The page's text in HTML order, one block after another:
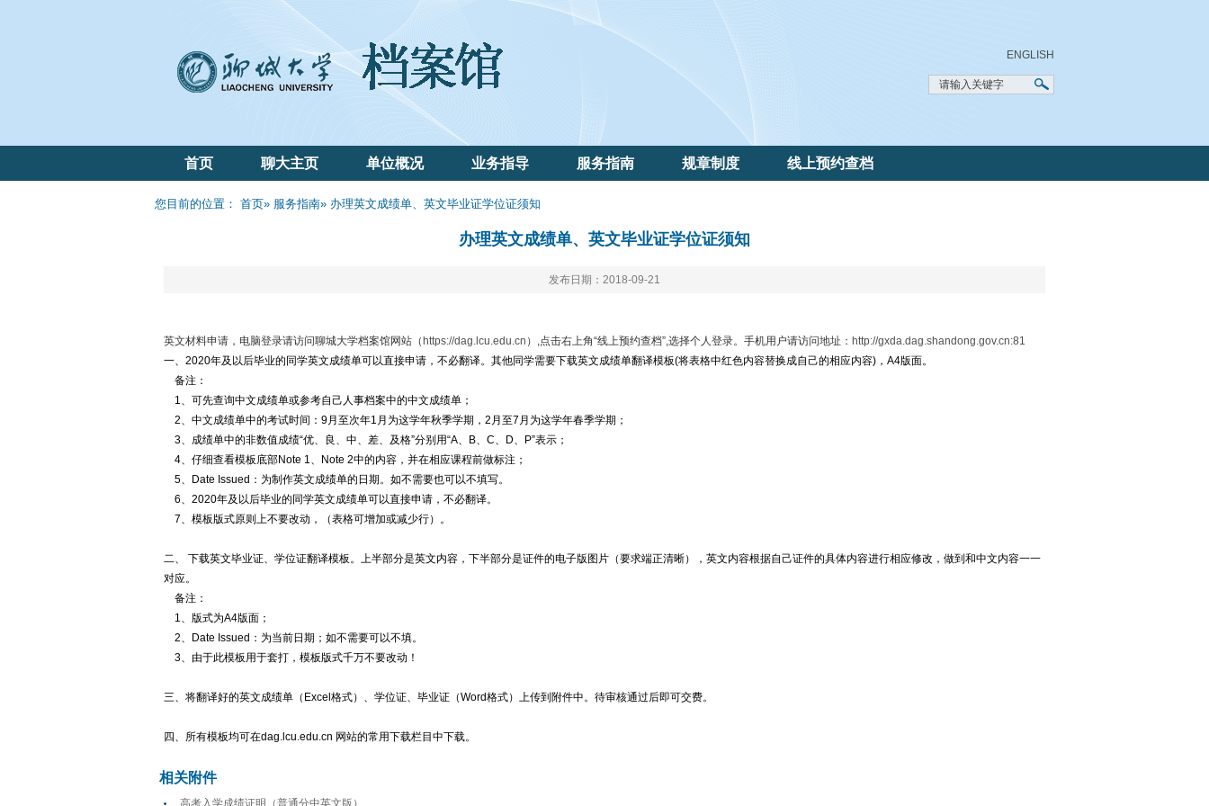
ENGLISH
首页 聊大主页 单位概况 业务指导 服务指南 规章制度 线上预约查档
您目前的位置： 首页» 服务指南» 办理英文成绩单、英文毕业证学位证须知
办理英文成绩单、英文毕业证学位证须知
发布日期：2018-09-21
英文材料申请，电脑登录请访问聊城大学档案馆网站（ https://dag.lcu.edu.cn ）,点击右上角“线上预约查档”,选择个人登录。手机用户请访问地址： http://gxda.dag.shandong.gov.cn:81
一、2020年及以后毕业的同学英文成绩单可以直接申请，不必翻译。其他同学需要下载英文成绩单翻译模板(将表格中红色内容替换成自己的相应内容)，A4版面。
备注：
1、可先查询中文成绩单或参考自己人事档案中的中文成绩单；
2、中文成绩单中的考试时间：9月至次年1月为这学年秋季学期，2月至7月为这学年春季学期；
3、成绩单中的非数值成绩“优、良、中、差、及格”分别用“A、B、C、D、P”表示；
4、仔细查看模板底部Note 1、Note 2中的内容，并在相应课程前做标注；
5、Date Issued：为制作英文成绩单的日期。如不需要也可以不填写。
6、2020年及以后毕业的同学英文成绩单可以直接申请，不必翻译。
7、模板版式原则上不要改动，（表格可增加或减少行）。
二、 下载英文毕业证、学位证翻译模板。上半部分是英文内容，下半部分是证件的电子版图片（要求端正清晰），英文内容根据自己证件的具体内容进行相应修改，做到和中文内容一一
对应。
备注：
1、版式为A4版面；
2、Date Issued：为当前日期；如不需要可以不填。
3、由于此模板用于套打，模板版式千万不要改动！
三、将翻译好的英文成绩单（Excel格式）、学位证、毕业证（Word格式）上传到附件中。待审核通过后即可交费。
四、所有模板均可在dag.lcu.edu.cn 网站的常用下载栏目中下载。
相关附件
高考入学成绩证明（普通分中英文版）